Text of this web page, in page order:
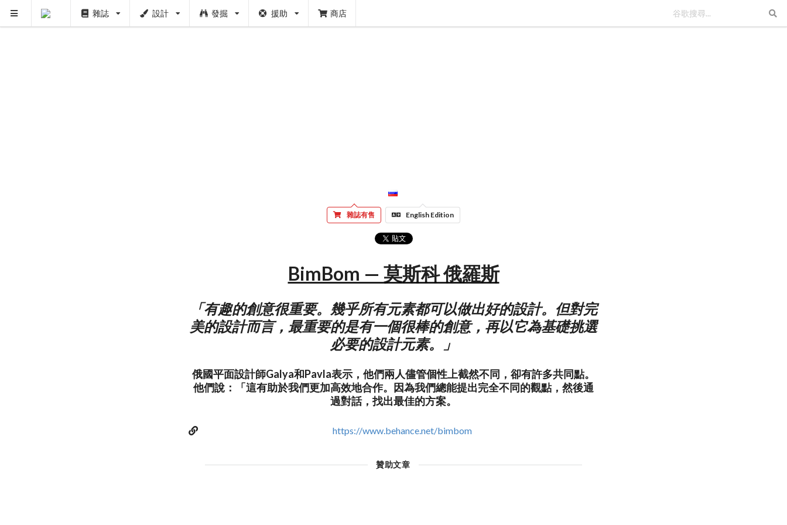
雜誌 設計 發掘 援助 商店
雜誌有售 English Edition
BimBom — 莫斯科 俄羅斯
「有趣的創意很重要。幾乎所有元素都可以做出好的設計。但對完
美的設計而言，最重要的是有一個很棒的創意，再以它為基礎挑選
必要的設計元素。」
俄國平面設計師Galya和Pavla表示，他們兩人儘管個性上截然不同，卻有許多共同點。
他們說：「這有助於我們更加高效地合作。因為我們總能提出完全不同的觀點，然後通
過對話，找出最佳的方案。
https://www.behance.net/bimbom
贊助文章